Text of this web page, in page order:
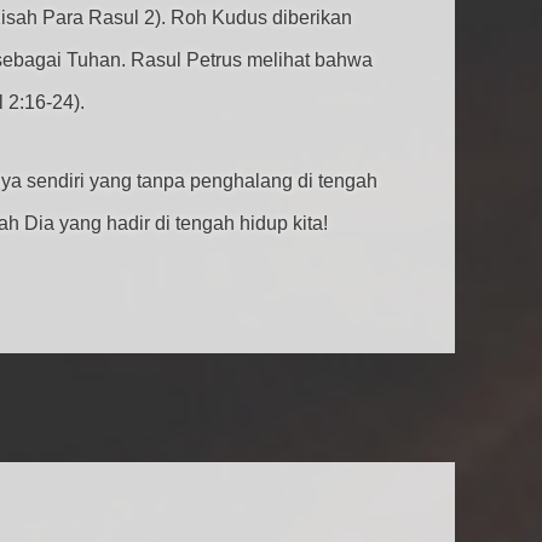
Para Rasul 2). Roh Kudus diberikan
Tuhan. Rasul Petrus melihat bahwa
2:16-24).
sendiri yang tanpa penghalang di tengah
Dia yang hadir di tengah hidup kita!